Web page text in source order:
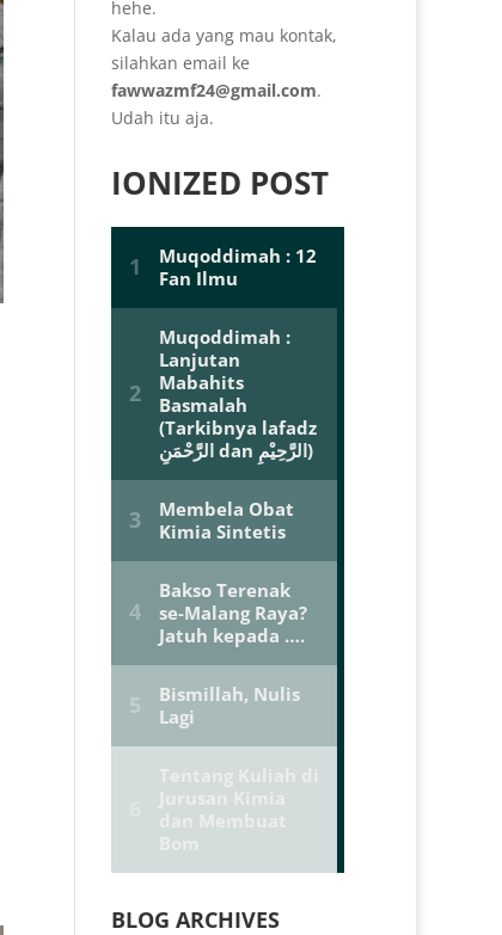
hehe.
Kalau ada yang mau kontak,
silahkan email ke
fawwazmf24@gmail.com.
Udah itu aja.
IONIZED POST
BLOG ARCHIVES